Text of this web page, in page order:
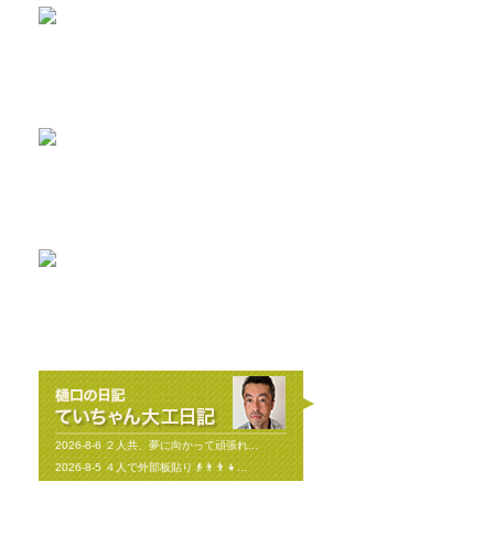
2026-8-6２人共、夢に向かって頑張れ...
2026-8-5４人で外部板貼り👴👨👨👧...